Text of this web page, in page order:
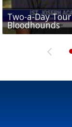
Two-a-Day
Bloodhounds
Two-a-Day
Bloodhounds
Two-a-Day
Sit-down
Tavian Cord
Two-a-Day